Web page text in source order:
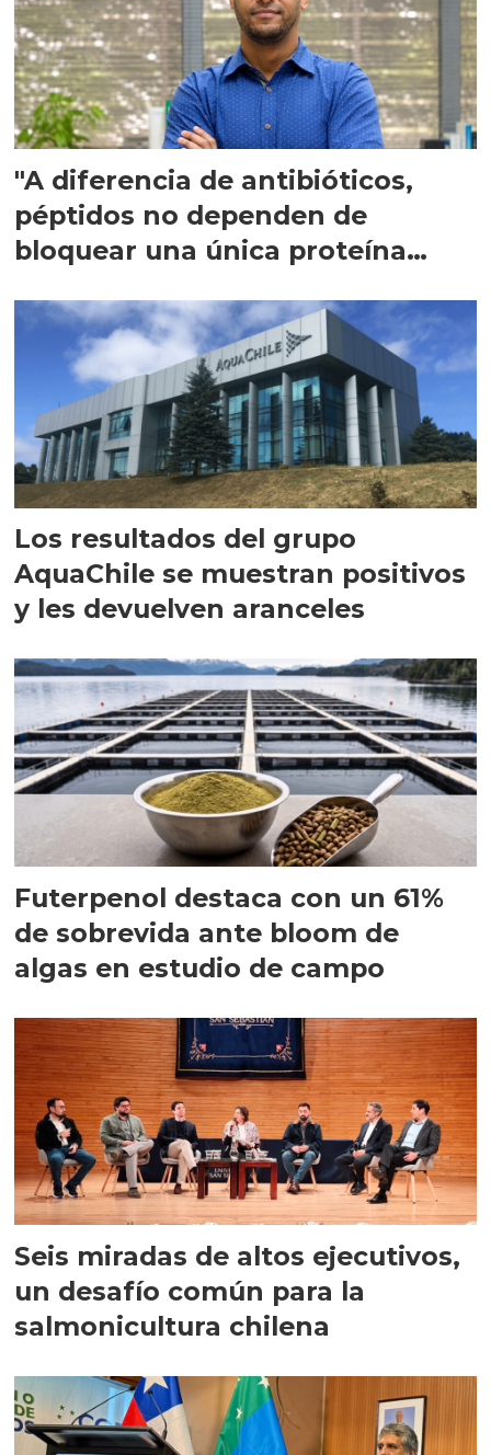
"A diferencia de antibióticos,
péptidos no dependen de
bloquear una única proteína
Los resultados del grupo
AquaChile se muestran positivos
y les devuelven aranceles
Futerpenol destaca con un 61%
de sobrevida ante bloom de
algas en estudio de campo
Seis miradas de altos ejecutivos,
un desafío común para la
salmonicultura chilena